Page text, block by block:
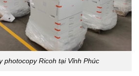
photocopy Ricoh tại Vĩnh Phúc